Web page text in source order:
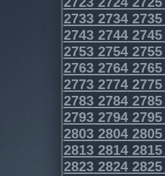
273327342735
274327442745
275327542755
276327642765
277327742775
278327842785
279327942795
280328042805
281328142815
282328242825